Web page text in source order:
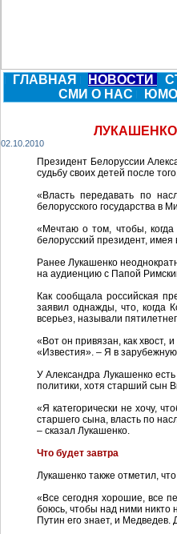
ГЛАВНАЯ НОВОСТИ
СМИ О НАС
02.10.2010
Президент Белоруссии
судьбу своих детей после
«Власть передавать по
белорусского государства в
«Мечтаю о том, чтобы,
белорусский президент,
Ранее Лукашенко
на аудиенцию с Папой
Как сообщала российская
заявил однажды, что, когда
всерьез, называли
«Вот он привязан, как хвост,
«Известия». – Я в
У Александра Лукашенко
политики, хотя старший сын
«Я категорически не хочу,
старшего сына, власть по
– сказал Лукашенко.
Что будет завтра
Лукашенко также отметил,
«Все сегодня хорошие, все
боюсь, чтобы над ними никто
Путин его знает, и